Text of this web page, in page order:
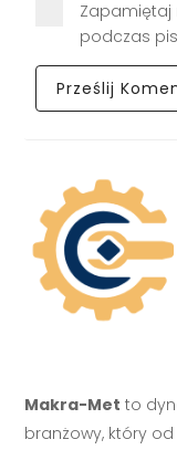
Zapamiętaj
podczas
Makra-Met to
branżowy, który od